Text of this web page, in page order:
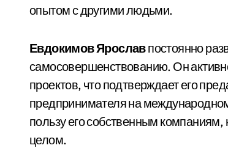
опытом с другими людьми.
Евдокимов Ярославпостоянно
самосовершенствованию. Он
проектов, что подтверждает его
предпринимателя на
пользу его собственным компаниям,
целом.